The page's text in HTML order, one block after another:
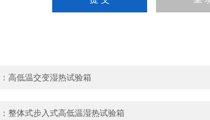
高低温交变湿热试验箱
整体式步入式高低温湿热试验箱